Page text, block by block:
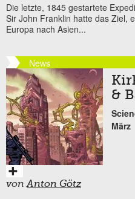
Die letzte, 1845 gestartete
Sir John Franklin hatte das Ziel,
Europa nach Asien...
News
&
März
vonAnton Götz